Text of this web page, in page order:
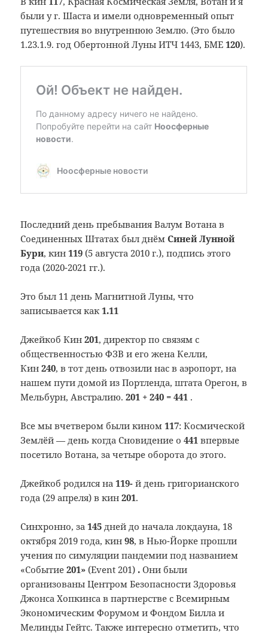
были у г. Шаста и имели одновременный опыт
путешествия во внутреннюю Землю. (Это было
1.23.1.9. год Обертонной Луны ИТЧ 1443, БМЕ120).
Последний день пребывания Валум Вотана в
Соединенных Штатах был днёмСиней Лунной
Бури, кин119 (5 августа 2010 г.), подпись этого
года (2020-2021 гг.).
Это был 11 день Магнитной Луны, что
записывается как1.11
Джейкоб Кин201, директор по связям с
общественностью ФЗВ и его жена Келли,
Кин240, в тот день отвозили нас в аэропорт, на
нашем пути домой из Портленда, штата Орегон, в
Мельбурн, Австралию.201 + 240 = 441 .
Все мы вчетвером были кином117: Космической
Землёй — день когда Сновидение о 441 впервые
посетило Вотана, за четыре оборота до этого.
Джейкоб родился на119- й день григорианского
года (29 апреля) в кин 201.
Синхронно, за145 дней до начала локдауна, 18
октября 2019 года, кин98, в Нью-Йорке прошли
учения по симуляции пандемии под названием
«Событие201»(Event 201) . Они были
организованы Центром Безопасности Здоровья
Джонса Хопкинса в партнерстве с Всемирным
Экономическим Форумом и Фондом Билла и
Мелинды Гейтс. Также интересно отметить, что